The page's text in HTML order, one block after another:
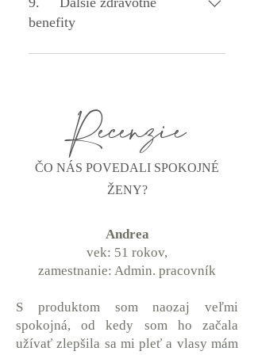
srdcových ochorení.
benefity
Keďže kolagén tvorí toľko kritických častí
Recenzie
ČO NÁS POVEDALI SPOKOJNÉ
ŽENY?
Andrea
vek: 51 rokov,
zamestnanie: Admin. pracovník
S produktom som naozaj veľmi
spokojná, od kedy som ho začala
užívať zlepšila sa mi pleť a vlasy mám